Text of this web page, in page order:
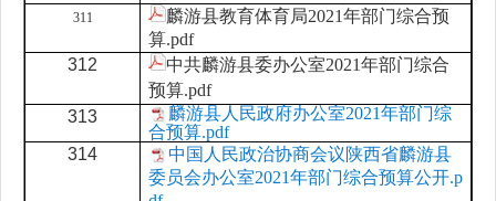
311
麟游县教育体育局2021年部门综合预
算.pdf
312
中共麟游县委办公室2021年部门综合
预算.pdf
313
麟游县人民政府办公室2021年部门综
合预算.pdf
314
中国人民政治协商会议陕西省麟游县
委员会办公室2021年部门综合预算公开.p